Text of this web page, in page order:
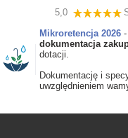
5,0
Mikroretencja 2026 -
dokumentacja
dotacji.
Dokumentację i
uwzględnieniem